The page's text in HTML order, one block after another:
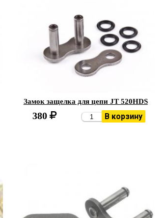
Замок защелка для цепи JT 520HDS
380 В корзину